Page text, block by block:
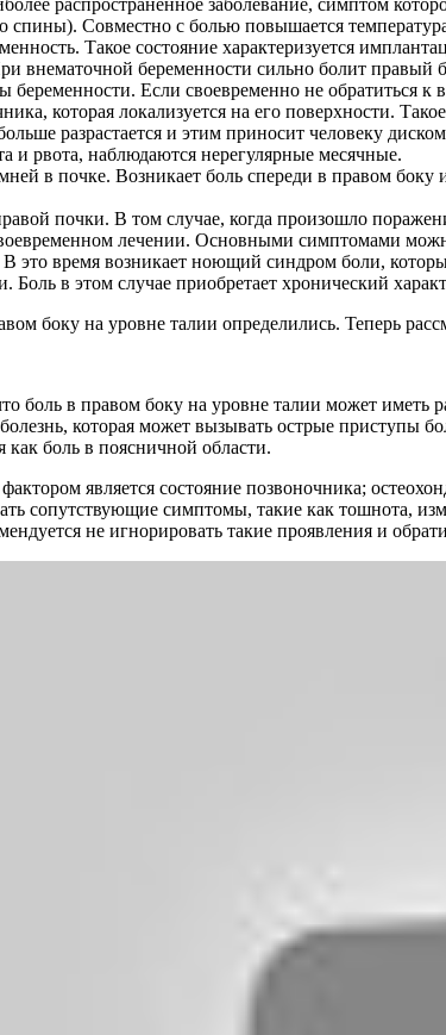
спины). Совместно с болью повышается
Такое состояние характеризуется
внематочной беременности сильно болит правый
беременности. Если своевременно не обратиться
которая локализуется на его поверхности.
разрастается и этим приносит человеку
и рвота, наблюдаются нерегулярные месячные.
в почке. Возникает боль спереди в правом боку
почки. В том случае, когда произошло
лечении. Основными симптомами
это время возникает ноющий синдром боли,
Боль в этом случае приобретает хронический
боку на уровне талии определились. Теперь
боль в правом боку на уровне талии может
которая может вызывать острые приступы
как боль в поясничной области.
является состояние позвоночника;
сопутствующие симптомы, такие как тошнота,
не игнорировать такие проявления и